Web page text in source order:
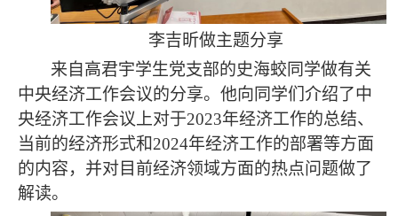
李吉昕做主题分享
来自高君宇学生党支部的史海蛟同学做有关
中央经济工作会议的分享。他向同学们介绍了中
央经济工作会议上对于2023年经济工作的总结、
当前的经济形式和2024年经济工作的部署等方面
的内容，并对目前经济领域方面的热点问题做了
解读。